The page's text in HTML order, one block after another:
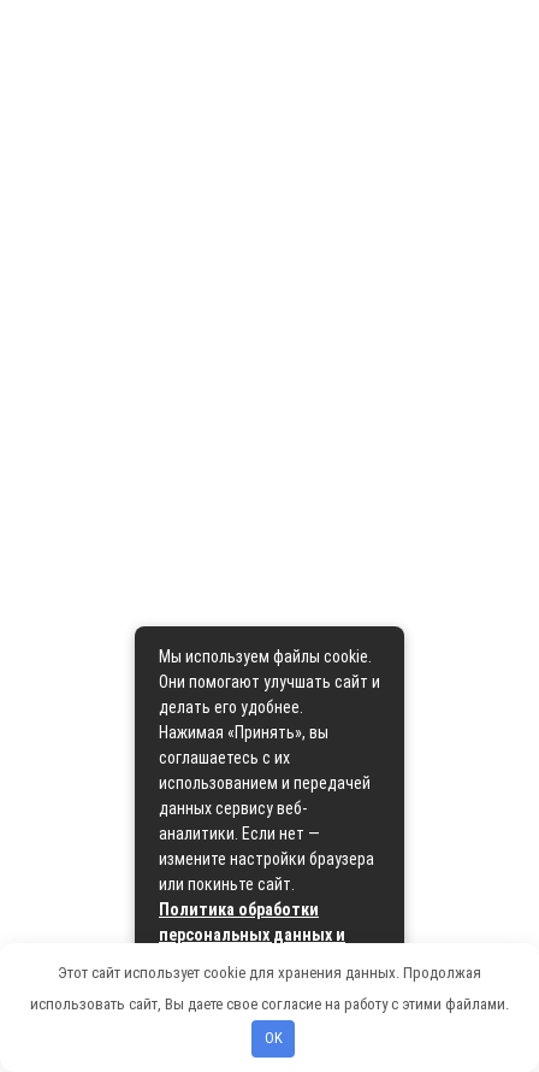
Мы используем файлы cookie.
Они помогают улучшать сайт и
делать его удобнее.
Нажимая «Принять», вы
соглашаетесь с их
использованием и передачей
данных сервису веб-
аналитики. Если нет —
измените настройки браузера
или покиньте сайт.
Политика обработки
персональных данных и
Принять
Этот сайт использует cookie для хранения данных. Продолжая
использовать сайт, Вы даете свое согласие на работу с этими файлами.
OK